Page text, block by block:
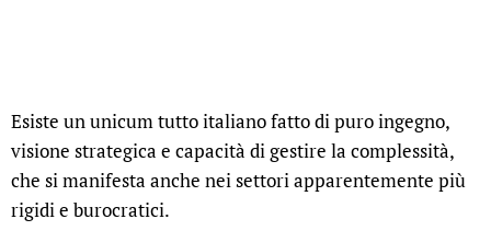
Esiste un unicum tutto italiano fatto di puro ingegno,
visione strategica e capacità di gestire la complessità,
che si manifesta anche nei settori apparentemente più
rigidi e burocratici.